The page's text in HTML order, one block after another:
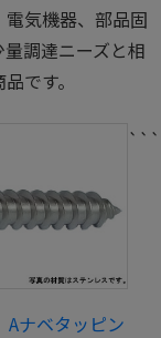
気機器、部品固
調達ニーズと相
です。
Aナベタッピン
```